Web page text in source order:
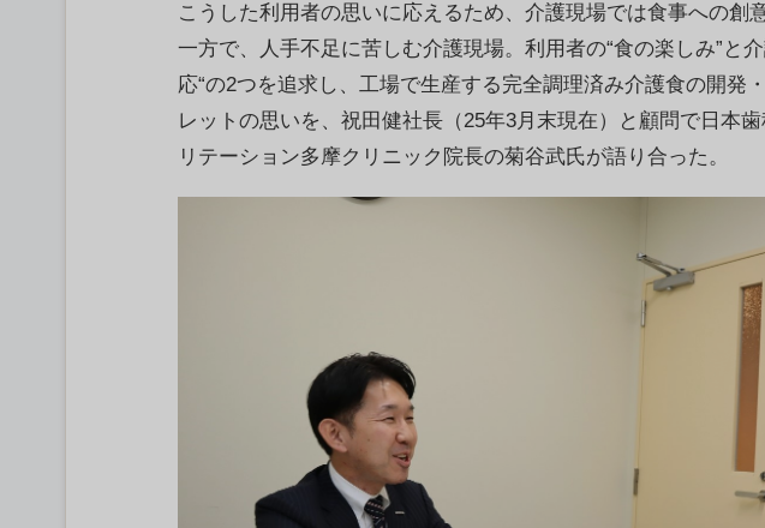
こうした利用者の思いに応えるため、介護現場では食事への創
一方で、人手不足に苦しむ介護現場。利用者の“食の楽しみ”と
応“の2つを追求し、工場で生産する完全調理済み介護食の開発
レットの思いを、祝田健社長（25年3月末現在）と顧問で日本
リテーション多摩クリニック院長の菊谷武氏が語り合った。